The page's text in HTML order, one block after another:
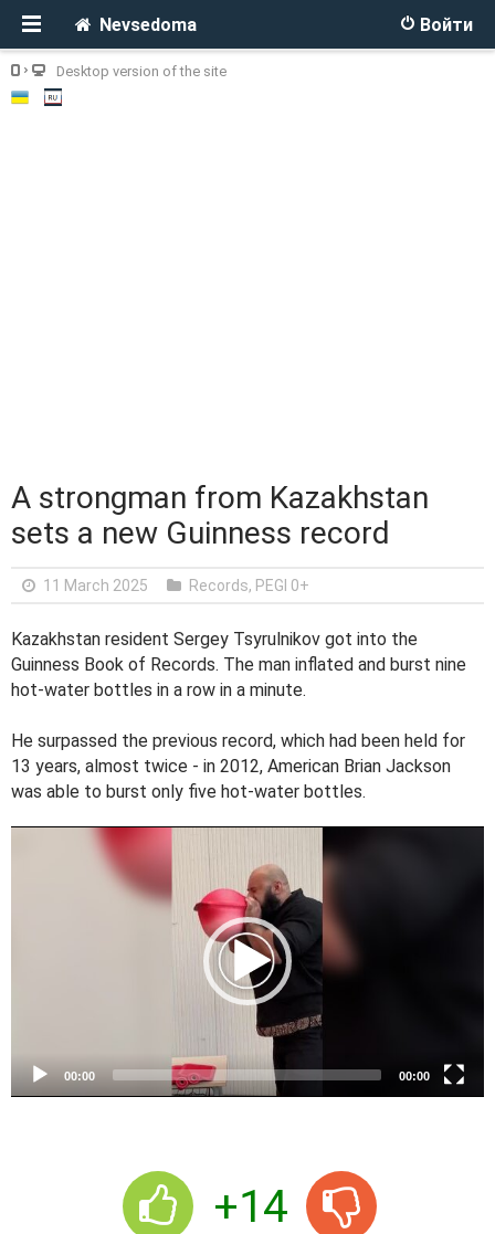
Войти
Nevsedoma
Desktop version of the site
A strongman from Kazakhstan
sets a new Guinness record
11 March 2025 Records, PEGI 0+
Kazakhstan resident Sergey Tsyrulnikov got into the
Guinness Book of Records. The man inflated and burst nine
hot-water bottles in a row in a minute.
He surpassed the previous record, which had been held for
13 years, almost twice - in 2012, American Brian Jackson
was able to burst only five hot-water bottles.
r
00:00 00:00
+14